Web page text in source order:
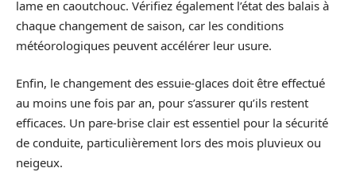
lame en caoutchouc. Vérifiez également l’état des balais à
chaque changement de saison, car les conditions
météorologiques peuvent accélérer leur usure.
Enfin, le changement des essuie-glaces doit être effectué
au moins une fois par an, pour s’assurer qu’ils restent
efficaces. Un pare-brise clair est essentiel pour la sécurité
de conduite, particulièrement lors des mois pluvieux ou
neigeux.